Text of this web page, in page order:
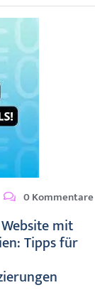
0 Kommentare
mit
Tipps für